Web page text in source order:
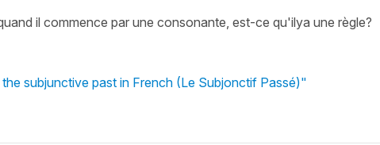
il commence par une consonante, est-ce qu'ilya une règle?
subjunctive past in French (Le Subjonctif Passé)"